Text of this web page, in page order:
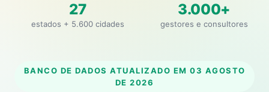
27
estados + 5.600 cidades
3.000+
gestores e consultores
BANCO DE DADOS ATUALIZADO EM 03 AGOSTO
DE 2026